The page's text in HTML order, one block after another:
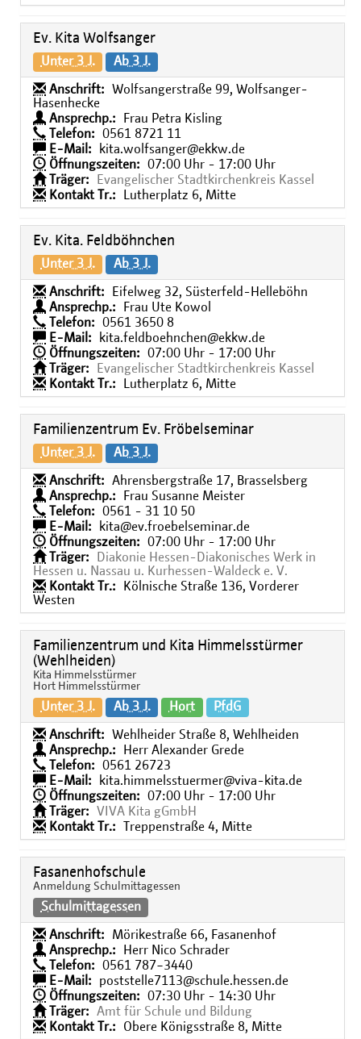
Ev. Kita Wolfsanger
Unter 3 J. Ab 3 J.
Anschrift:
Wolfsangerstraße 99, Wolfsanger-
Hasenhecke
Ansprechp.:
Frau Petra Kisling
Telefon:
0561 8721 11
E-Mail:
kita.wolfsanger@ekkw.de
Öffnungszeiten:
07:00 Uhr - 17:00 Uhr
Träger:
Evangelischer Stadtkirchenkreis Kassel
Kontakt Tr.:
Lutherplatz 6, Mitte
Ev. Kita. Feldböhnchen
Unter 3 J. Ab 3 J.
Anschrift:
Eifelweg 32, Süsterfeld-Helleböhn
Ansprechp.:
Frau Ute Kowol
Telefon:
0561 3650 8
E-Mail:
kita.feldboehnchen@ekkw.de
Öffnungszeiten:
07:00 Uhr - 17:00 Uhr
Träger:
Evangelischer Stadtkirchenkreis Kassel
Kontakt Tr.:
Lutherplatz 6, Mitte
Familienzentrum Ev. Fröbelseminar
Unter 3 J. Ab 3 J.
Anschrift:
Ahrensbergstraße 17, Brasselsberg
Ansprechp.:
Frau Susanne Meister
Telefon:
0561 - 31 10 50
E-Mail:
kita@ev.froebelseminar.de
Öffnungszeiten:
07:00 Uhr - 17:00 Uhr
Träger:
Diakonie Hessen-Diakonisches Werk in
Hessen u. Nassau u. Kurhessen-Waldeck e. V.
Kontakt Tr.:
Kölnische Straße 136, Vorderer
Westen
Familienzentrum und Kita Himmelsstürmer
(Wehlheiden)
Kita Himmelsstürmer
Hort Himmelsstürmer
Unter 3 J. Ab 3 J. Hort PfdG
Anschrift:
Wehlheider Straße 8, Wehlheiden
Ansprechp.:
Herr Alexander Grede
Telefon:
0561 26723
E-Mail:
kita.himmelsstuermer@viva-kita.de
Öffnungszeiten:
07:00 Uhr - 17:00 Uhr
Träger:
VIVA Kita gGmbH
Kontakt Tr.:
Treppenstraße 4, Mitte
Fasanenhofschule
Anmeldung Schulmittagessen
Schulmittagessen
Anschrift:
Mörikestraße 66, Fasanenhof
Ansprechp.:
Herr Nico Schrader
Telefon:
0561 787−3440
E-Mail:
poststelle7113@schule.hessen.de
Öffnungszeiten:
07:30 Uhr - 14:30 Uhr
Träger:
Amt für Schule und Bildung
Kontakt Tr.:
Obere Königsstraße 8, Mitte